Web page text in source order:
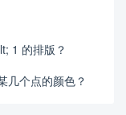
1 的排版？
几个点的颜色？